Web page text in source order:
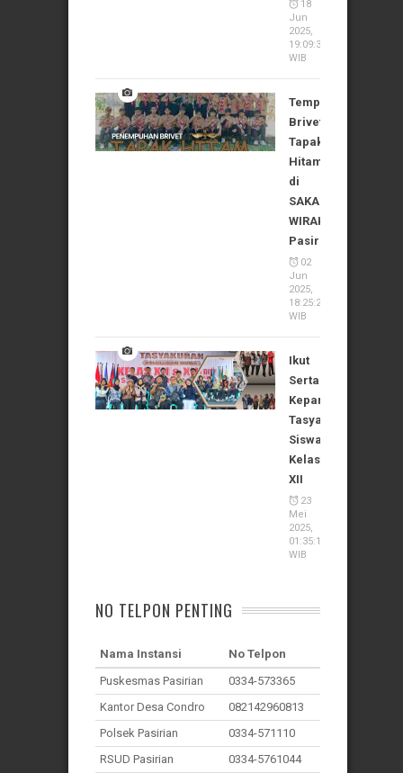
18
Jun
2025,
19:09:37
WIB
Tempuh
Brivet
Tapak
Hitam
di
SAKA
WIRAKARTIKA
Pasirian
02
Jun
2025,
18:25:24
WIB
Ikut
Serta
Kepanitiaan
Tasyakuran
Siswa
Kelas
XII
23
Mei
2025,
01:35:11
WIB
NO TELPON PENTING
Nama Instansi
No Telpon
Puskesmas Pasirian
0334-573365
Kantor Desa Condro
082142960813
Polsek Pasirian
0334-571110
RSUD Pasirian
0334-5761044